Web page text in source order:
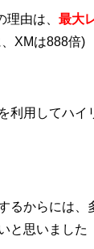
由は、 最大
XMは888倍)
利用してハイ
るからには、
と思いました